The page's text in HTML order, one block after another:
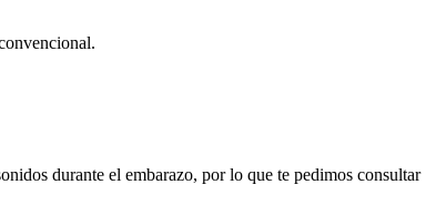
durante el embarazo, por lo que te pedimos consultar